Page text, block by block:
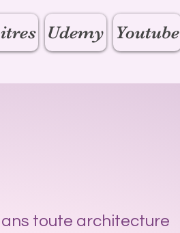
Udemy Youtube
toute architecture